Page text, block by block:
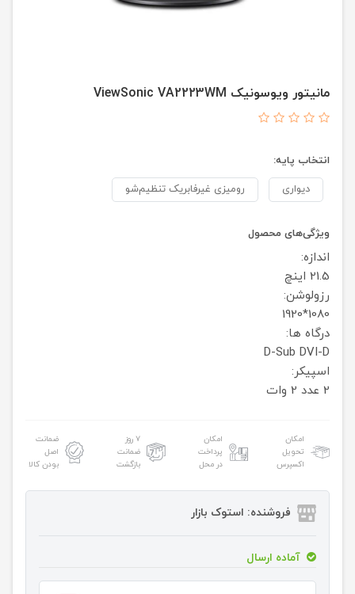
مانیتور ویوسونیک ViewSonic VA2223WM
انتخاب پایه:
دیواری
رومیزی غیرفابریک تنظیم‌شو
ویژگی‌های محصول
اندازه:
21.5 اینچ
رزولوشن:
1080*1920
درگاه ها:
D-Sub DVI-D
اسپیکر:
2 عدد 2 وات
امکان
تحویل
اکسپرس
امکان
پرداخت
در محل
۷ روز
ضمانت
بازگشت
ضمانت
اصل
بودن کالا
فروشنده: استوک بازار
آماده ارسال